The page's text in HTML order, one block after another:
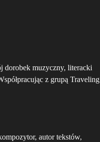
dorobek muzyczny, literacki
z grupą Traveling
autor tekstów,